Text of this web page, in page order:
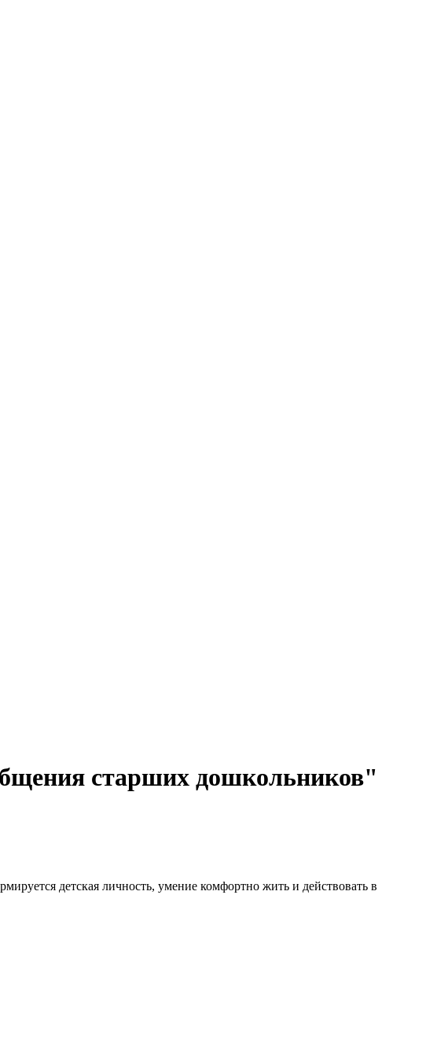
старших дошкольников"
детская личность, умение комфортно жить и действовать в